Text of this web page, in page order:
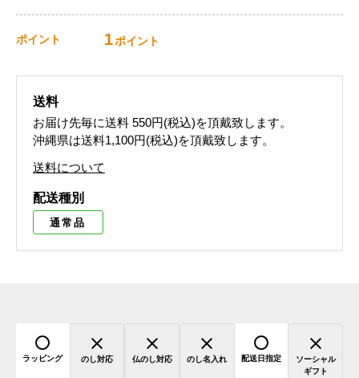
ポイント 1ポイント
送料
お届け先毎に送料 550円(税込)を頂戴致します。
沖縄県は送料1,100円(税込)を頂戴致します。
送料について
配送種別
通常品
ラッピング のし対応 仏のし対応 のし名入れ 配送日指定
ソーシャル
ギフト